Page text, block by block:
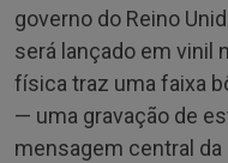
governo do Reino
será lançado em vinil
física traz uma faixa
— uma gravação de
mensagem central da